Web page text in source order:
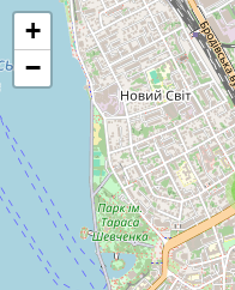
роботи з графікою,
знайти першу роботу в
веб-дизайну у
свій творчий потенціал
+
−